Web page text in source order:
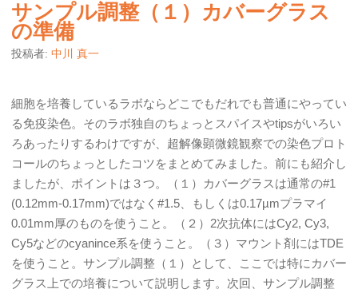
サンプル調整（１）カバーグラス
の準備
投稿者: 中川 真一
細胞を培養しているラボならどこでもだれでも普通にやってい
る免疫染色。そのラボ独自のちょっとスパイスやtipsがいろい
ろあったりするわけですが、超解像顕微鏡観察での染色プロト
コールのちょっとしたコツをまとめてみました。前にも紹介し
ましたが、ポイントは３つ。（１）カバーグラスは通常の#1
(0.12mm-0.17mm)ではなく#1.5、もしくは0.17µmプラマイ
0.01mm厚のものを使うこと。（２）2次抗体にはCy2, Cy3,
Cy5などのcyanince系を使うこと。（３）マウント剤にはTDE
を使うこと。サンプル調整（１）として、ここでは特にカバー
グラス上での培養について説明します。次回、サンプル調整